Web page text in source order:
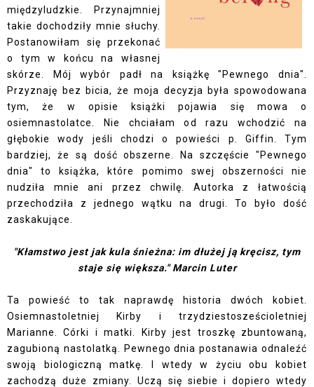
międzyludzkie. Przynajmniej
takie dochodziły mnie słuchy.
Postanowiłam się przekonać
o tym w końcu na własnej
skórze. Mój wybór padł na książkę "Pewnego dnia".
Przyznaję bez bicia, że moja decyzja była spowodowana
tym, że w opisie książki pojawia się mowa o
osiemnastolatce. Nie chciałam od razu wchodzić na
głębokie wody jeśli chodzi o powieści p. Giffin. Tym
bardziej, że są dość obszerne. Na szczęście "Pewnego
dnia" to książka, które pomimo swej obszerności nie
nudziła mnie ani przez chwilę. Autorka z łatwością
przechodziła z jednego wątku na drugi. To było dość
zaskakujące.
"Kłamstwo jest jak kula śnieżna: im dłużej ją kręcisz, tym
staje się większa." Marcin Luter
Ta powieść to tak naprawdę historia dwóch kobiet.
Osiemnastoletniej Kirby i trzydziestosześcioletniej
Marianne. Córki i matki. Kirby jest troszkę zbuntowaną,
zagubioną nastolatką. Pewnego dnia postanawia odnaleźć
swoją biologiczną matkę. I wtedy w życiu obu kobiet
zachodzą duże zmiany. Uczą się siebie i dopiero wtedy